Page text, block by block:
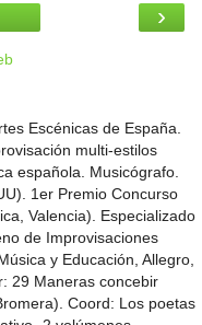
›
Escénicas de España.
multi-estilos
española. Musicógrafo.
1er Premio Concurso
Valencia). Especializado
de Improvisaciones
y Educación, Allegro,
29 Maneras concebir
Coord: Los poetas